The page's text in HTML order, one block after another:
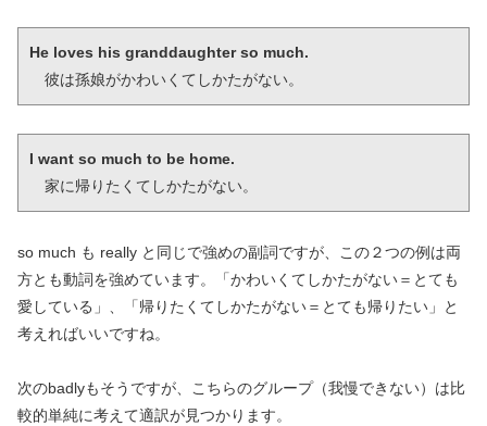
He loves his granddaughter so much.
彼は孫娘がかわいくてしかたがない。
I want so much to be home.
家に帰りたくてしかたがない。
so much も really と同じで強めの副詞ですが、この２つの例は両
方とも動詞を強めています。「かわいくてしかたがない＝とても
愛している」、「帰りたくてしかたがない＝とても帰りたい」と
考えればいいですね。
次のbadlyもそうですが、こちらのグループ（我慢できない）は比
較的単純に考えて適訳が見つかります。